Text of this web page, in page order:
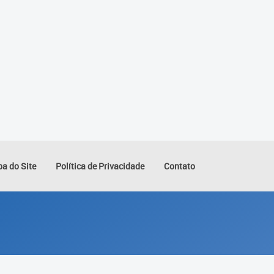
do Site Política de Privacidade Contato